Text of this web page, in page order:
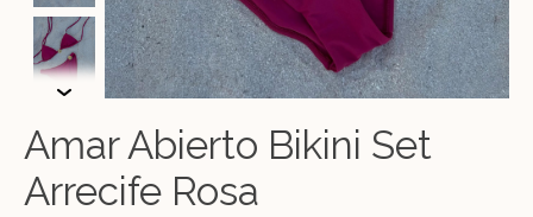
Amar Abierto Bikini Set
Arrecife Rosa